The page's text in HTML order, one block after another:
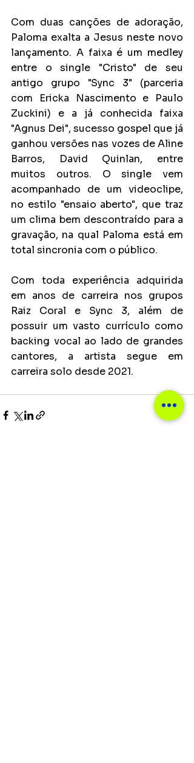
Com duas canções de adoração,
Paloma exalta a Jesus neste novo
lançamento. A faixa é um medley
entre o single "Cristo" de seu
antigo grupo "Sync 3" (parceria
com Ericka Nascimento e Paulo
Zuckini) e a já conhecida faixa
"Agnus Dei", sucesso gospel que já
ganhou versões nas vozes de Aline
Barros, David Quinlan, entre
muitos outros. O single vem
acompanhado de um videoclipe,
no estilo "ensaio aberto", que traz
um clima bem descontraído para a
gravação, na qual Paloma está em
total sincronia com o público.
Com toda experiência adquirida
em anos de carreira nos grupos
Raiz Coral e Sync 3, além de
possuir um vasto currículo como
backing vocal ao lado de grandes
cantores, a artista segue em
carreira solo desde 2021.